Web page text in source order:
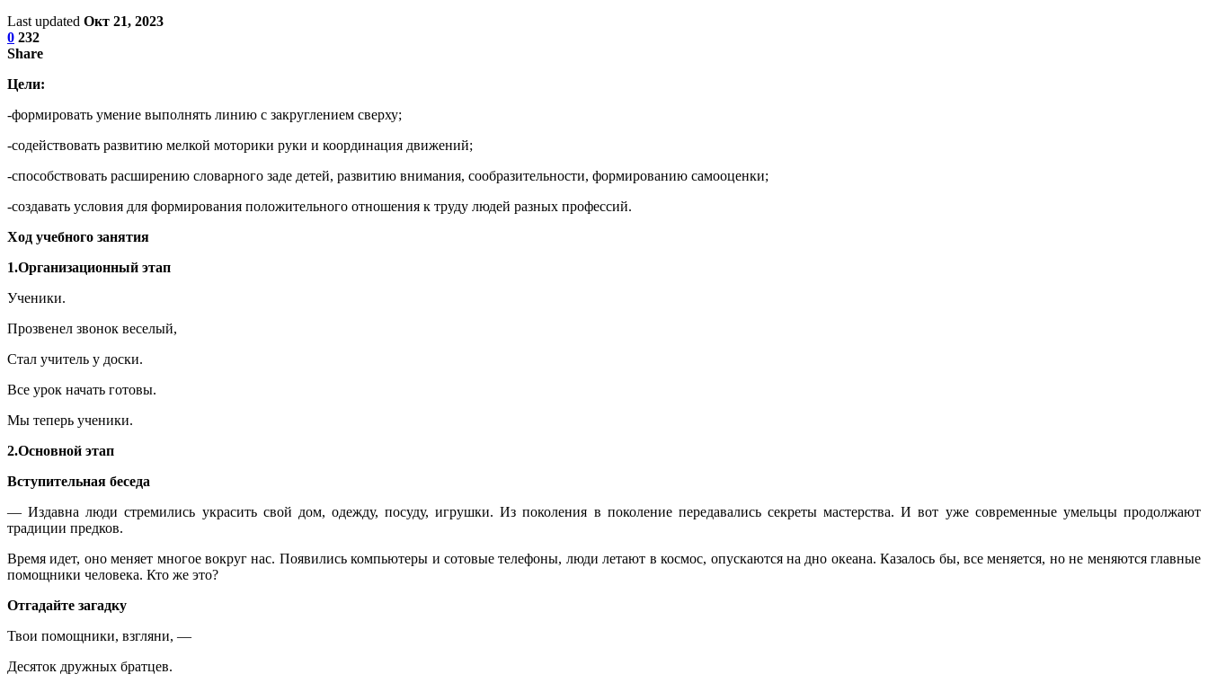
Last updated Окт 21, 2023
0 232
Share
Цели:
-формировать умение выполнять линию с закруглением сверху;
-содействовать развитию мелкой моторики руки и координация движений;
-способствовать расширению словарного заде детей, развитию внимания, сообразительности, формированию самооценки;
-создавать условия для формирования положительного отношения к труду людей разных профессий.
Ход учебного занятия
1.Организационный этап
Ученики.
Прозвенел звонок веселый,
Стал учитель у доски.
Все урок начать готовы.
Мы теперь ученики.
2.Основной этап
Вступительная беседа
— Издавна люди стремились украсить свой дом, одежду, посуду, игрушки. Из поколения в поколение передавались секреты мастерства. И вот уже современные умельцы продолжают
традиции предков.
Время идет, оно меняет многое вокруг нас. Появились компьютеры и сотовые телефоны, люди летают в космос, опускаются на дно океана. Казалось бы, все меняется, но не меняются главные
помощники человека. Кто же это?
Отгадайте загадку
Твои помощники, взгляни, —
Десяток дружных братцев.